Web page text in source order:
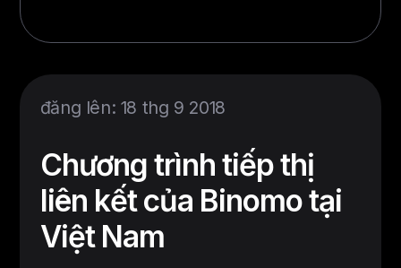
đăng lên: 18 thg 9 2018
Chương trình tiếp thị
liên kết của Binomo tại
Việt Nam